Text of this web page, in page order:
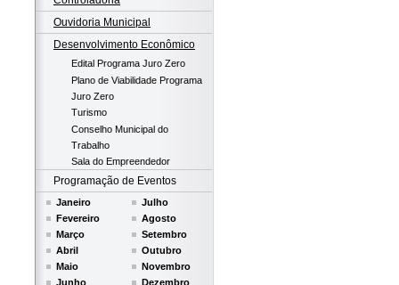
Ouvidoria Municipal
Desenvolvimento Econômico
Edital Programa Juro Zero
Plano de Viabilidade Programa
Juro Zero
Turismo
Conselho Municipal do
Trabalho
Sala do Empreendedor
Programação de Eventos
Janeiro
Fevereiro
Março
Abril
Maio
Junho
Julho
Agosto
Setembro
Outubro
Novembro
Dezembro